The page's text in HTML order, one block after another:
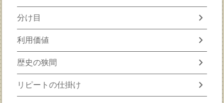
分け目 chevron_right
利用価値 chevron_right
歴史の狭間 chevron_right
リピートの仕掛け chevron_right